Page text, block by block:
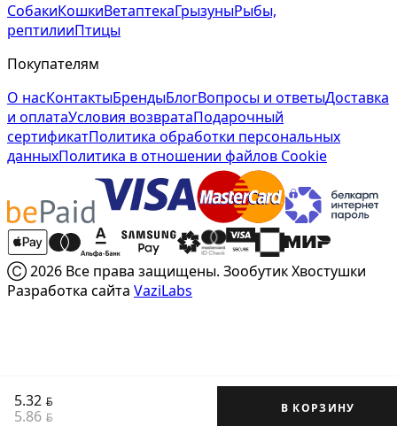
5.32 BYN
5.86 BYN
В КОРЗИНУ
СобакиКошкиВетаптекаГрызуныРыбы,
рептилииПтицы
Покупателям
О насКонтактыБрендыБлогВопросы и ответыДоставка
и оплатаУсловия возвратаПодарочный
сертификатПолитика обработки персональных
данныхПолитика в отношении файлов Cookie
Ⓒ 2026 Все права защищены. Зообутик Хвостушки
Разработка сайта VaziLabs